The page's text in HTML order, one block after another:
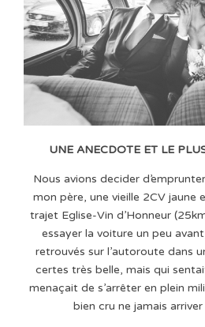
UNE ANECDOTE ET LE
Nous avions decider
mon père, une vieille 2CV jaune
trajet Eglise-Vin d’Honneur
essayer la voiture un peu
retrouvés sur l’autoroute dans
certes très belle, mais qui
menaçait de s’arrêter en plein
bien cru ne jamais